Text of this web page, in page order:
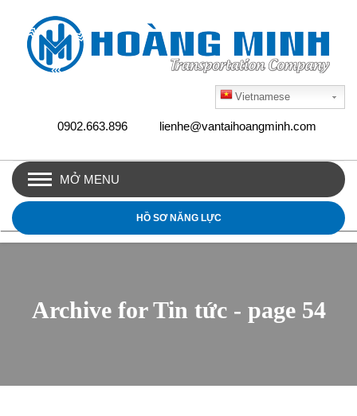
Vietnamese
0902.663.896 lienhe@vantaihoangminh.com
MỞ MENU
HỒ SƠ NĂNG LỰC
Archive for Tin tức - page 54